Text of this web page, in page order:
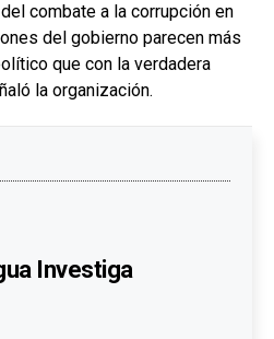
combate a la corrupción en
del gobierno parecen más
que con la verdadera
la organización.
Investiga